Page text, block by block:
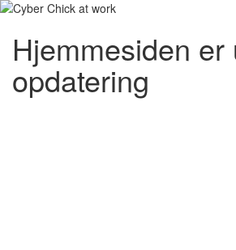
Hjemmesiden er
opdatering